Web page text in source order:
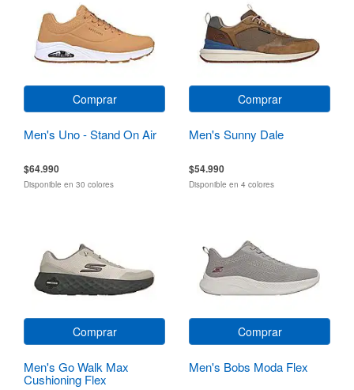
Comprar
Men's Uno - Stand On Air
$64.990
Disponible en 30 colores
Comprar
Men's Sunny Dale
$54.990
Disponible en 4 colores
Comprar
Men's Go Walk Max
Cushioning Flex
Comprar
Men's Bobs Moda Flex